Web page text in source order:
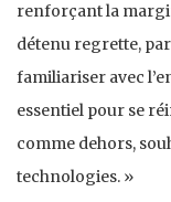
renforçant la
détenu regrette,
familiariser avec
essentiel pour se
comme dehors,
technologies. »